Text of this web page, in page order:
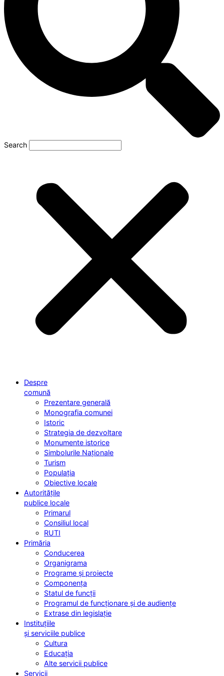
Search
Despre
comună
Prezentare generală
Monografia comunei
Istoric
Strategia de dezvoltare
Monumente istorice
Simbolurile Naționale
Turism
Populația
Obiective locale
Autoritățile
publice locale
Primarul
Consiliul local
RUTI
Primăria
Conducerea
Organigrama
Programe și proiecte
Componența
Statul de funcții
Programul de funcționare și de audiențe
Extrase din legislație
Instituțiile
și serviciile publice
Cultura
Educația
Alte servicii publice
Servicii